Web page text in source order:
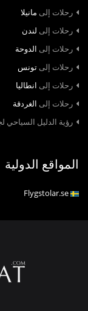
رحلات إلى مانيلا
رحلات إلى لندن
رحلات إلى الدوحة
رحلات إلى تونس
رحلات إلى انطاليا
رحلات إلى الغردقة
رؤية الدليل السياحي
المواقع الدولية